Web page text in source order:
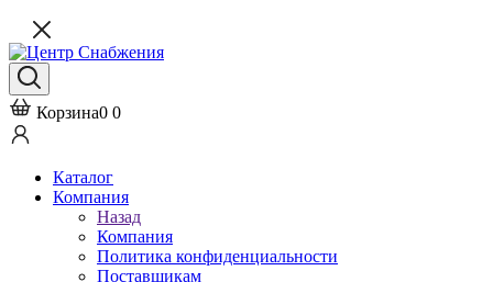
Корзина0 0
Каталог
Компания
Назад
Компания
Политика конфиденциальности
Поставщикам